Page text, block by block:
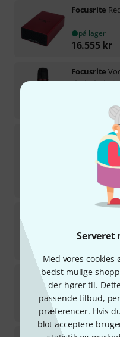
Serveret
Med vores cookies
bedst mulige
der hører til.
passende tilbud,
præferencer. Hvis
blot acceptere
Focusrite
på lager
16.555 kr
Focusrite
Focusrite
3.090kr
30-
Forventes
Focusrite
på lager
18.790kr